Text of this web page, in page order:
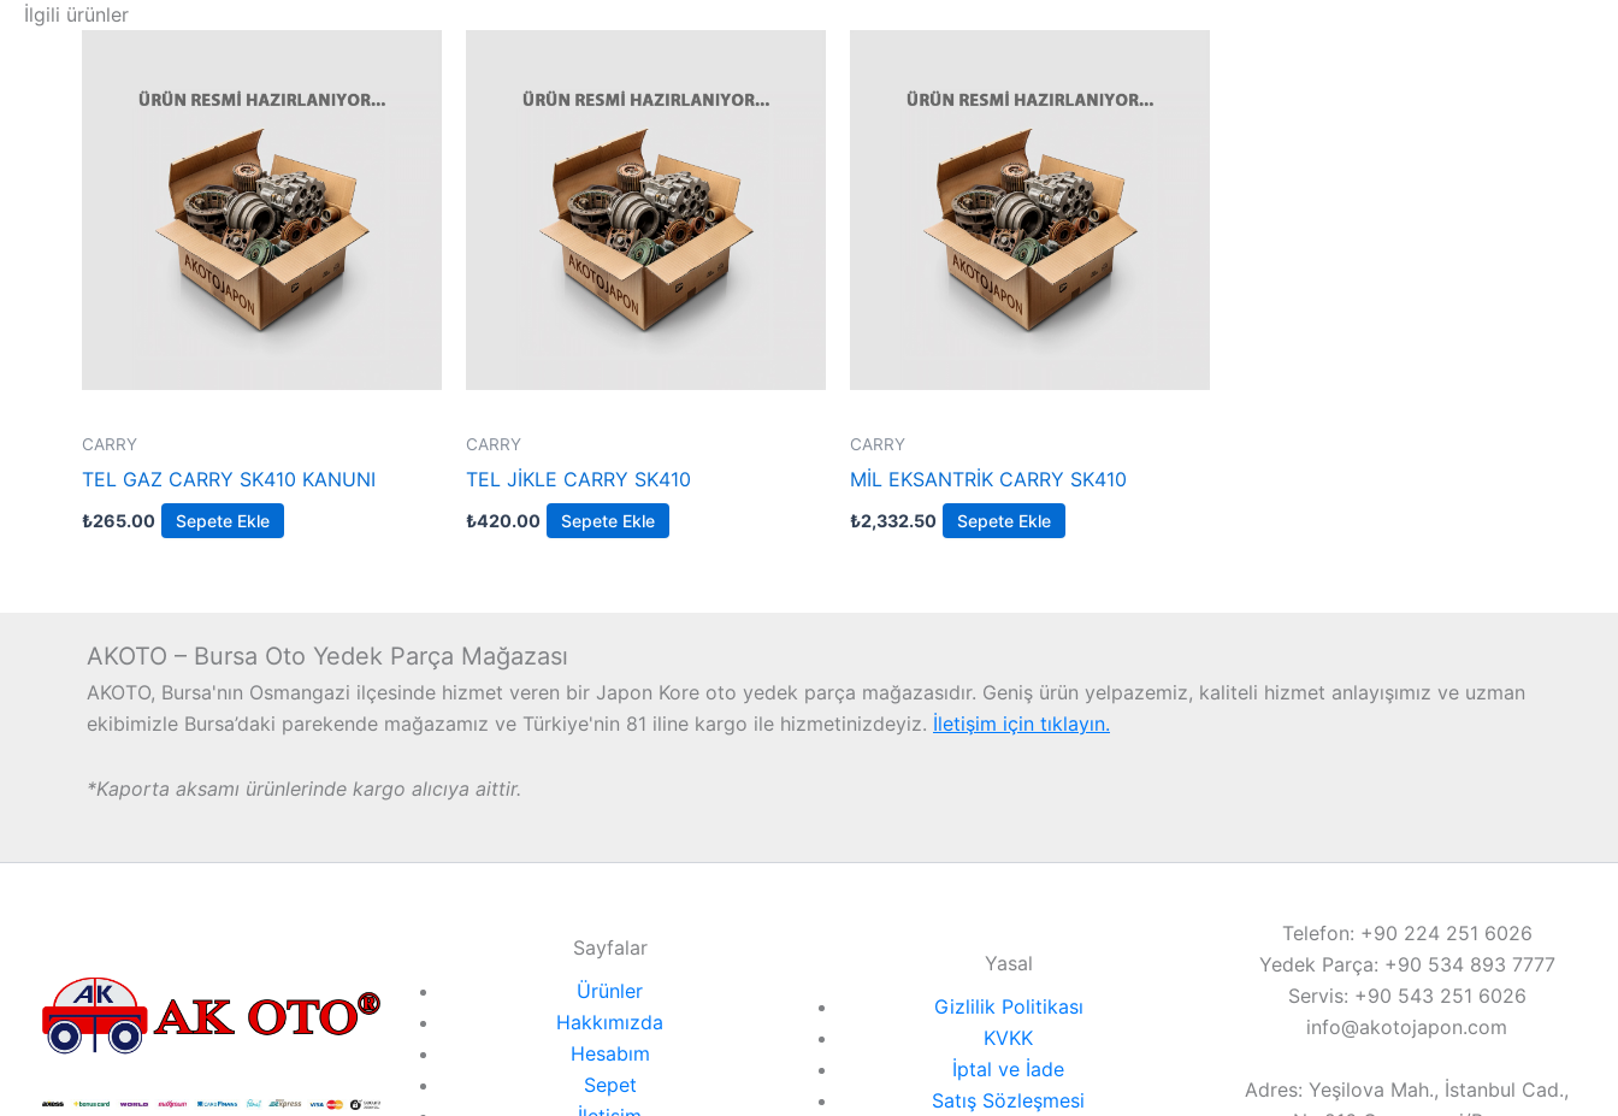
İlgili ürünler
CARRY
TEL GAZ CARRY SK410 KANUNI
₺265.00 Sepete Ekle
CARRY
TEL JİKLE CARRY SK410
₺420.00 Sepete Ekle
CARRY
MİL EKSANTRİK CARRY SK410
₺2,332.50 Sepete Ekle
AKOTO – Bursa Oto Yedek Parça Mağazası
AKOTO, Bursa'nın Osmangazi ilçesinde hizmet veren bir Japon Kore oto yedek parça mağazasıdır. Geniş ürün yelpazemiz, kaliteli hizmet anlayışımız ve uzman
ekibimizle Bursa’daki parekende mağazamız ve Türkiye'nin 81 iline kargo ile hizmetinizdeyiz. İletişim için tıklayın.
*Kaporta aksamı ürünlerinde kargo alıcıya aittir.
Sayfalar
Ürünler
Hakkımızda
Hesabım
Sepet
Yasal
Gizlilik Politikası
KVKK
İptal ve İade
Satış Sözleşmesi
Telefon: +90 224 251 6026
Yedek Parça: +90 534 893 7777
Servis: +90 543 251 6026
info@akotojapon.com
Adres: Yeşilova Mah., İstanbul Cad.,